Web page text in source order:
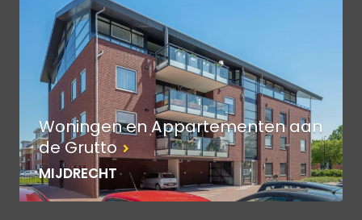
Woningen en Appartementen aan
de Grutto
MIJDRECHT